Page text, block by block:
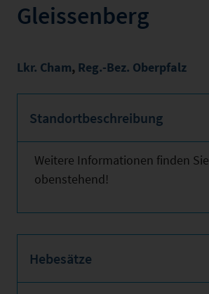
Gleissenberg
Lkr. Cham, Reg.-Bez. Oberpfalz
Standortbeschreibung
Weitere Informationen finden Sie
obenstehend!
Hebesätze